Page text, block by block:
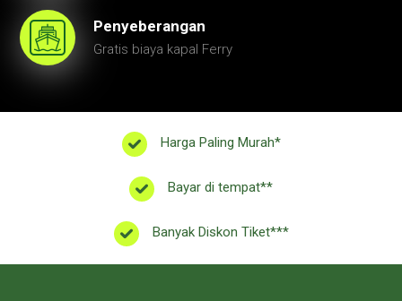
Penyeberangan
Gratis biaya kapal Ferry
Harga Paling Murah*
Bayar di tempat**
Banyak Diskon Tiket***